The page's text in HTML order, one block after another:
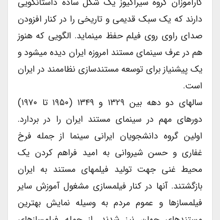
دارند که یک سبک قدیمی و تاریخی را در کنار افزودن
صدای راوی روی فیلم حفظ می‏نماید. الگویی که هنوز
هم در عرف سینمای مستند امروزه ایران دیده می‏شود و
یک پیش‏نیاز برای توسعه مستند‏سازی نظام‏مند در ایران
است.
سالهای دو دهه بین ۱۳۲۹ و ۱۳۴۹ (۱۹۵۰ تا ۱۹۷۰)
دوره‏ای مهم در سینمای مستند ایران را در بردارد.
اولین گروه دانشجویان ایرانی سینما از جمله فرخ
غفاری و حسن شیروانی به امید فراهم کردن یک
محیط غنی جهت تولید فیلم‏های مستند به ایران
بازگشتند. آنها در کنار فیلم‏سازی مشغول آموزش سایر
فیلم‏سازها و عموم مردم به وسیله نمایش بهترین